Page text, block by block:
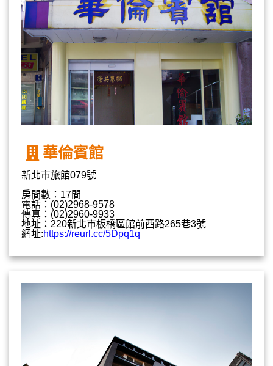
華倫賓館
新北市旅館079號
房間數：17間
電話：(02)2968-9578
傳真：(02)2960-9933
地址：220新北市板橋區館前西路265巷3號
網址:https://reurl.cc/5Dpq1q